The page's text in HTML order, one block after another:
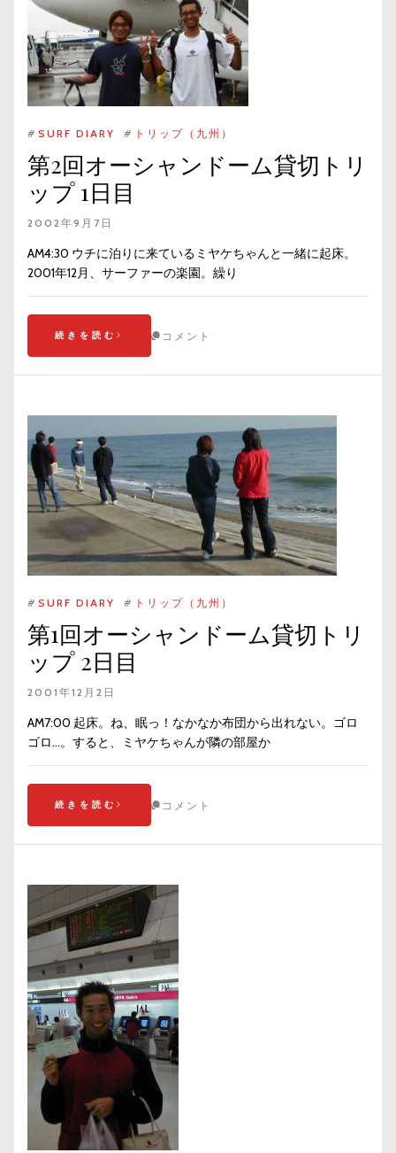
# SURF DIARY # トリップ（九州）
第2回オーシャンドーム貸切トリ
ップ 1日目
2002年9月7日
AM4:30 ウチに泊りに来ているミヤケちゃんと一緒に起床。
2001年12月、サーファーの楽園。繰り
続きを読む コメント
# SURF DIARY # トリップ（九州）
第1回オーシャンドーム貸切トリ
ップ 2日目
2001年12月2日
AM7:00 起床。ね、眠っ！なかなか布団から出れない。ゴロ
ゴロ…。すると、ミヤケちゃんが隣の部屋か
続きを読む コメント